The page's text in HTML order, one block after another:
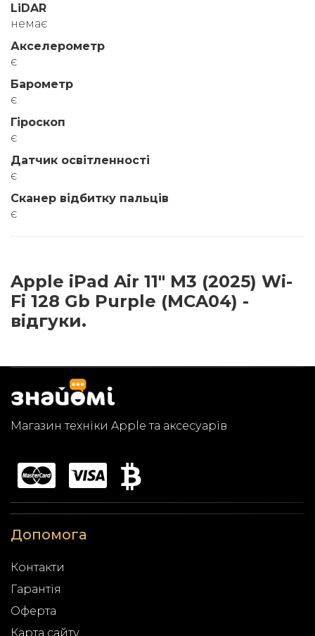
LiDAR
немає
Акселерометр
є
Барометр
є
Гіроскоп
є
Датчик освітленності
є
Сканер відбитку пальців
є
Apple iPad Air 11" M3 (2025) Wi-
Fi 128 Gb Purple (MCA04) -
відгуки.
Магазин техніки Apple та аксесуарів
Допомога
Контакти
Гарантія
Оферта
Карта сайту